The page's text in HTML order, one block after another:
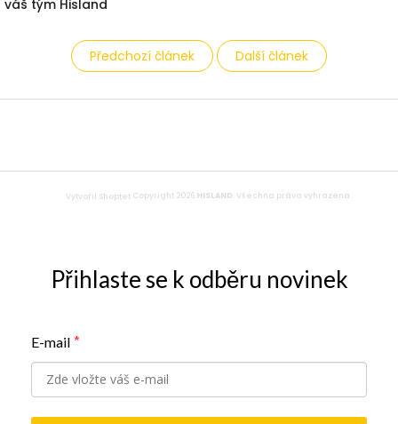
váš tým Hisland
Předchozí článek Další článek
a
Vytvořil Shoptet Copyright 2026 HISLAND . Všechna práva vyhrazena.
Přihlaste se k odběru novinek
E-mail *